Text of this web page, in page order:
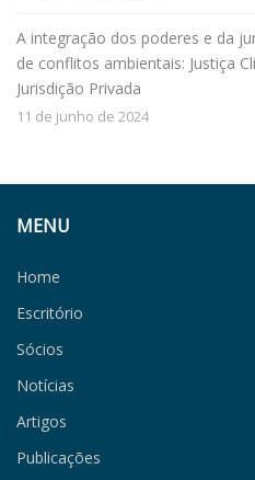
A integração dos poderes e da
de conflitos ambientais: Justiça
Jurisdição Privada
11 de junho de 2024
MENU
Home
Escritório
Sócios
Notícias
Artigos
Publicações